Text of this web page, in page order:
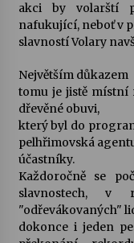
akci by volarští
nafukující, neboť v
slavností Volary
Největším důkazem
tomu je jistě místní
dřevěné obuvi,
který byl do
pelhřimovská
účastníky.
Každoročně se
slavnostech, v
"odřevákovaných"
dokonce i jeden